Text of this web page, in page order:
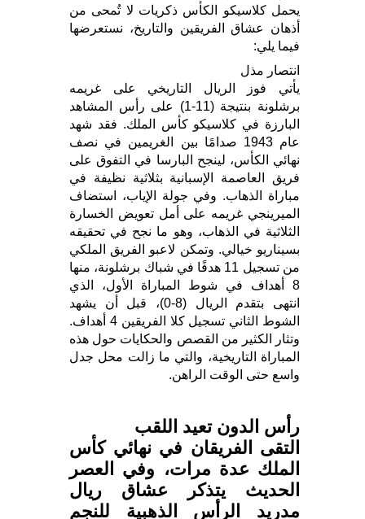
يحمل كلاسيكو الكأس ذكريات لا تُمحى من
أذهان عشاق الفريقين والتاريخ، نستعرضها
فيما يلي:
انتصار مذل
يأتي فوز الريال التاريخي على غريمه
برشلونة بنتيجة (11-1) على رأس المشاهد
البارزة في كلاسيكو كأس الملك. فقد شهد
عام 1943 صدامًا بين الغريمين في نصف
نهائي الكأس، لينجح البارسا في التفوق على
فريق العاصمة الإسبانية بثلاثية نظيفة في
مباراة الذهاب. وفي جولة الإياب، استضاف
الميرينجي غريمه على أمل تعويض الخسارة
الثلاثية في الذهاب، وهو ما نجح في تحقيقه
بسيناريو خيالي. وتمكن لاعبو الفريق الملكي
من تسجيل 11 هدفًا في شباك برشلونة، منها
8 أهداف في شوط المباراة الأول، الذي
انتهى بتقدم الريال (8-0)، قبل أن يشهد
الشوط الثاني تسجيل كلا الفريقين 4 أهداف.
وتثار الكثير من القصص والحكايات حول هذه
المباراة التاريخية، والتي ما زالت محل جدل
واسع حتى الوقت الراهن.
رأس الدون تعيد اللقب
التقى الفريقان في نهائي كأس
الملك عدة مرات، وفي العصر
الحديث يتذكر عشاق ريال
مدريد الرأس الذهبية للنجم